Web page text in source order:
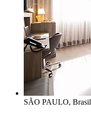
SÃO PAULO, Brasil